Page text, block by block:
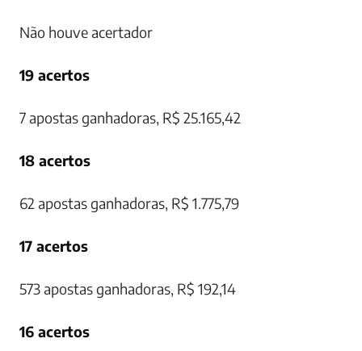
Não houve acertador
19 acertos
7 apostas ganhadoras, R$ 25.165,42
18 acertos
62 apostas ganhadoras, R$ 1.775,79
17 acertos
573 apostas ganhadoras, R$ 192,14
16 acertos